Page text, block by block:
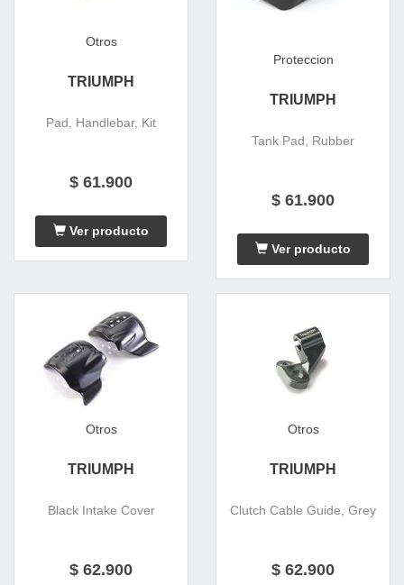
Otros
TRIUMPH
Pad, Handlebar, Kit
$ 61.900
Ver producto
Proteccion
TRIUMPH
Tank Pad, Rubber
$ 61.900
Ver producto
Otros
TRIUMPH
Black Intake Cover
$ 62.900
Otros
TRIUMPH
Clutch Cable Guide, Grey
$ 62.900